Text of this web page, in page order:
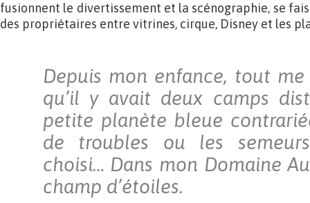
fusionnent le divertissement et la scénographie, se
des propriétaires entre vitrines, cirque, Disney et les
Depuis mon enfance, tout
qu’il y avait deux camps
petite planète bleue
de troubles ou les semeurs
choisi… Dans mon Domaine
champ d’étoiles.